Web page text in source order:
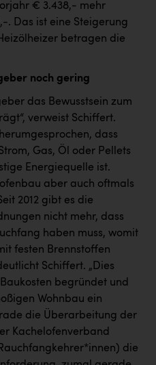
€ 3.438,- mehr
. Das ist eine Steigerung
betragen die
noch gering
das Bewusstsein zum
verweist Schiffert.
dass
Gas, Öl oder Pellets
Energiequelle ist.
aber auch oftmals
2012 gibt es die
nicht mehr, dass
haben muss, womit
festen Brennstoffen
Schiffert. „Dies
begründet und
Wohnbau ein
die Überarbeitung der
Kachelofenverband
die